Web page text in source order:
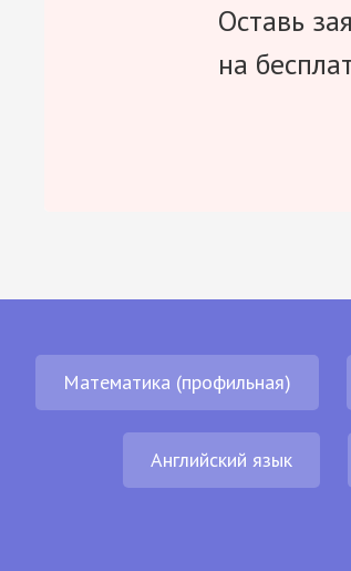
Оставь
на
Математика (профильная)
Английский язык